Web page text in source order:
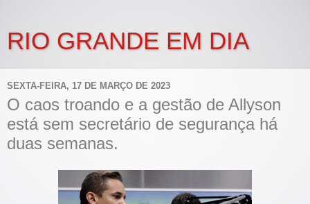
RIO GRANDE EM DIA
SEXTA-FEIRA, 17 DE MARÇO DE 2023
O caos troando e a gestão de Allyson
está sem secretário de segurança há
duas semanas.